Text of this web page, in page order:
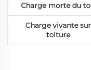
Charge morte du
Charge vivante sur
toiture